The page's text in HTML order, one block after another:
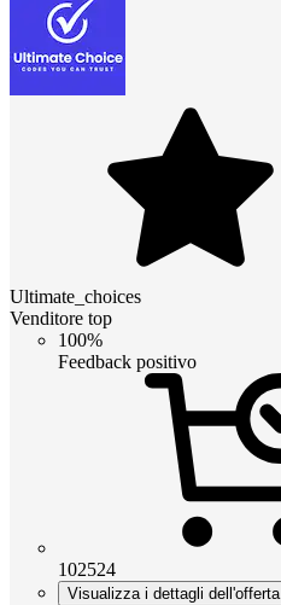
Ultimate_choices
Venditore top
100%
Feedback positivo
102524
Visualizza i dettagli dell'offerta